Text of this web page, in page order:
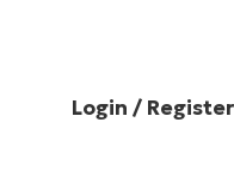
Login / Register